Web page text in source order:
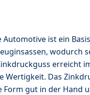
ist ein
erreicht
Das
gut in der